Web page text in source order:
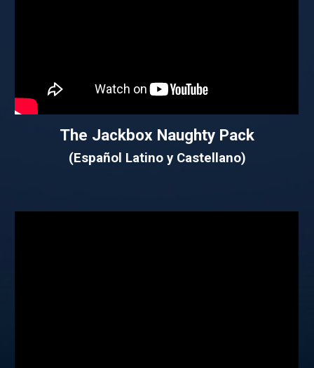
The Jackbox Naughty Pack
(Español Latino y Castellano)